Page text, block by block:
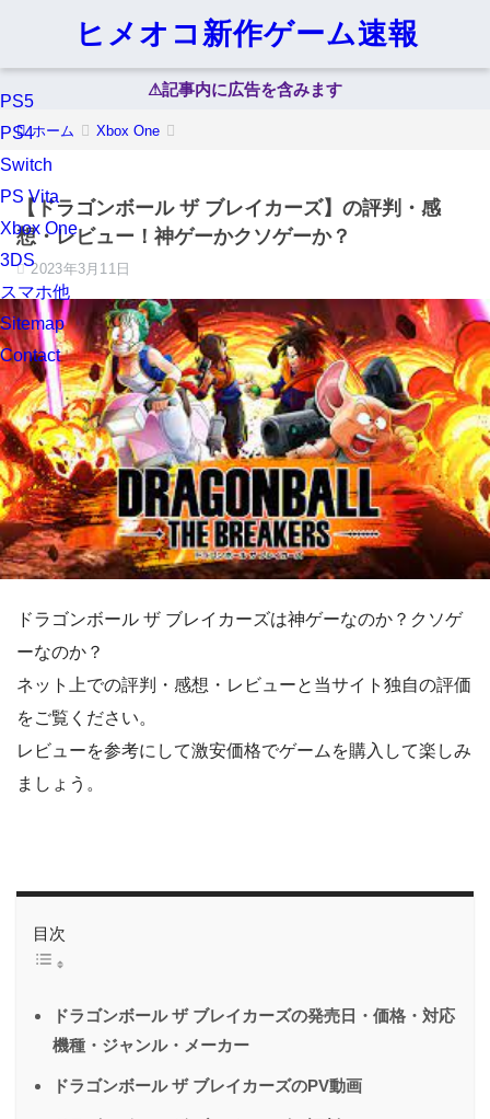
ヒメオコ新作ゲーム速報
PS5
PS4
Switch
PS Vita
Xbox One
3DS
スマホ他
Sitemap
Contact
⚠︎記事内に広告を含みます
ホーム Xbox One
【ドラゴンボール ザ ブレイカーズ】の評判・感
想・レビュー！神ゲーかクソゲーか？
2023年3月11日
ドラゴンボール ザ ブレイカーズは神ゲーなのか？クソゲ
ーなのか？
ネット上での評判・感想・レビューと当サイト独自の評価
をご覧ください。
レビューを参考にして激安価格でゲームを購入して楽しみ
ましょう。
目次
ドラゴンボール ザ ブレイカーズの発売日・価格・対応
機種・ジャンル・メーカー
ドラゴンボール ザ ブレイカーズのPV動画